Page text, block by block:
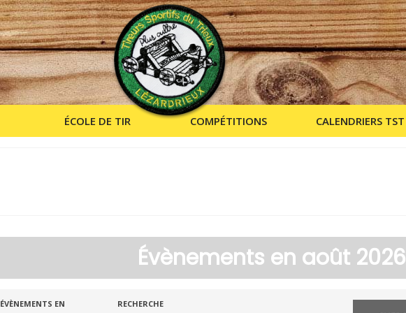
ÉCOLE DE TIR COMPÉTITIONS CALENDRIERS TST
Évènements en août 2026
Recherche
Rechercher
ÉVÈNEMENTS EN RECHERCHE